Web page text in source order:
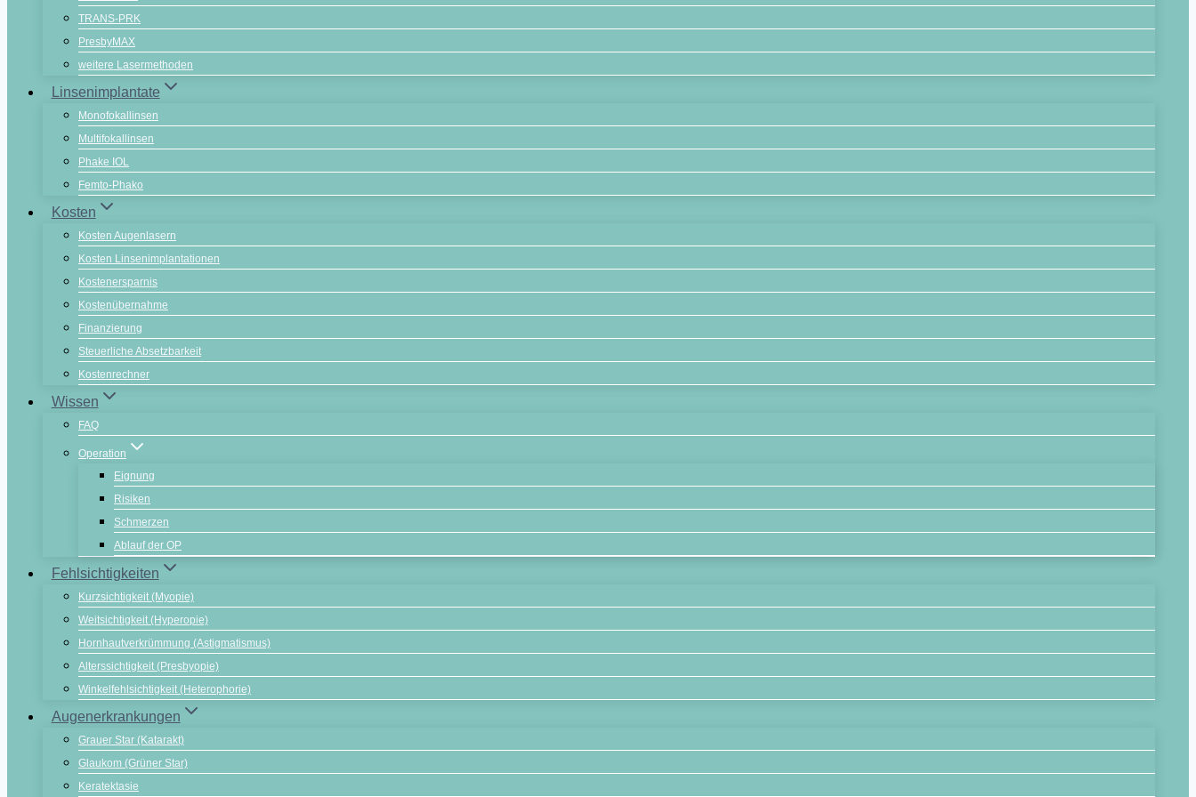
TRANS-PRK
PresbyMAX
weitere Lasermethoden
Linsenimplantate
Monofokallinsen
Multifokallinsen
Phake IOL
Femto-Phako
Kosten
Kosten Augenlasern
Kosten Linsenimplantationen
Kostenersparnis
Kostenübernahme
Finanzierung
Steuerliche Absetzbarkeit
Kostenrechner
Wissen
FAQ
Operation
Eignung
Risiken
Schmerzen
Ablauf der OP
Fehlsichtigkeiten
Kurzsichtigkeit (Myopie)
Weitsichtigkeit (Hyperopie)
Hornhautverkrümmung (Astigmatismus)
Alterssichtigkeit (Presbyopie)
Winkelfehlsichtigkeit (Heterophorie)
Augenerkrankungen
Grauer Star (Katarakt)
Glaukom (Grüner Star)
Keratektasie